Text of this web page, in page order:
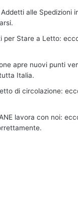
Addetti alle Spedizioni
per Stare a Letto:
apre nuovi punti
Italia.
di circolazione:
lavora con noi: